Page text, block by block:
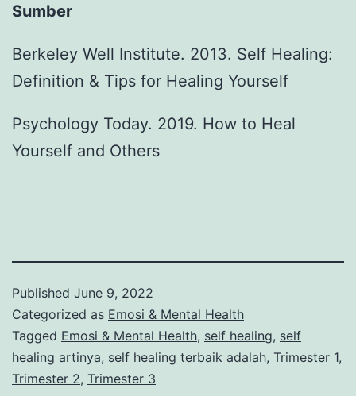
Sumber
Berkeley Well Institute. 2013. Self Healing:
Definition & Tips for Healing Yourself
Psychology Today. 2019. How to Heal
Yourself and Others
Published June 9, 2022
Categorized as Emosi & Mental Health
Tagged Emosi & Mental Health, self healing, self
healing artinya, self healing terbaik adalah, Trimester 1,
Trimester 2, Trimester 3